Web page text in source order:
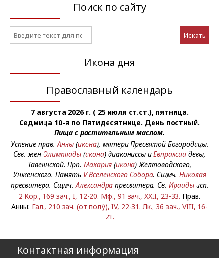
Поиск по сайту
Искать
Икона дня
Православный календарь
7 августа 2026 г. ( 25 июля ст.ст.), пятница.
Седмица 10-я по Пятидесятнице. День постный.
Пища с растительным маслом.
Успение прав.Анны(икона), матери Пресвятой Богородицы.
Свв. жен Олимпиады (икона) диакониссы и Евпраксии девы,
Тавеннской. Прп. Макария(икона) Желтоводского,
Унженского. Память V Вселенского Собора. Сщмч. Николая
пресвитера. Сщмч.Александрапресвитера. Св. Ираидыисп.
2 Кор., 169 зач., I, 12-20. Мф., 91 зач., XXII, 23-33. Прав.
Анны: Гал., 210 зач. (от полу́), IV, 22-31. Лк., 36 зач., VIII, 16-
21.
Контактная информация